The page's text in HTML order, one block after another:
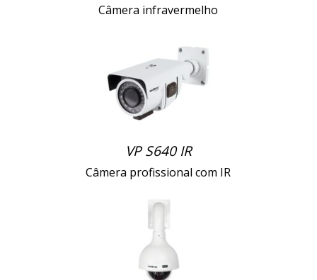
Câmera infravermelho
VP S640 IR
Câmera profissional com IR